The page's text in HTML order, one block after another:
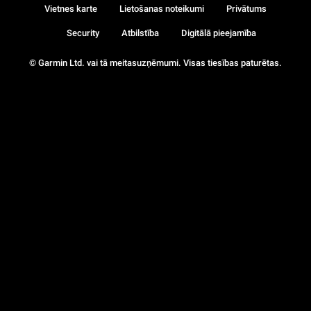
© Garmin Ltd. vai tā meitasuzņēmumi. Visas tiesības paturētas.
Vietnes karte Lietošanas noteikumi Privātums
Security Atbilstība Digitālā pieejamība